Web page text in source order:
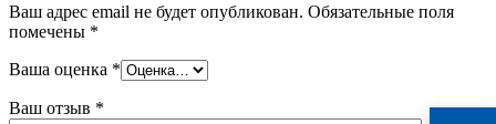
Ваш адрес email не будет опубликован. Обязательные поля
помечены *
Ваша оценка *
Ваш отзыв *